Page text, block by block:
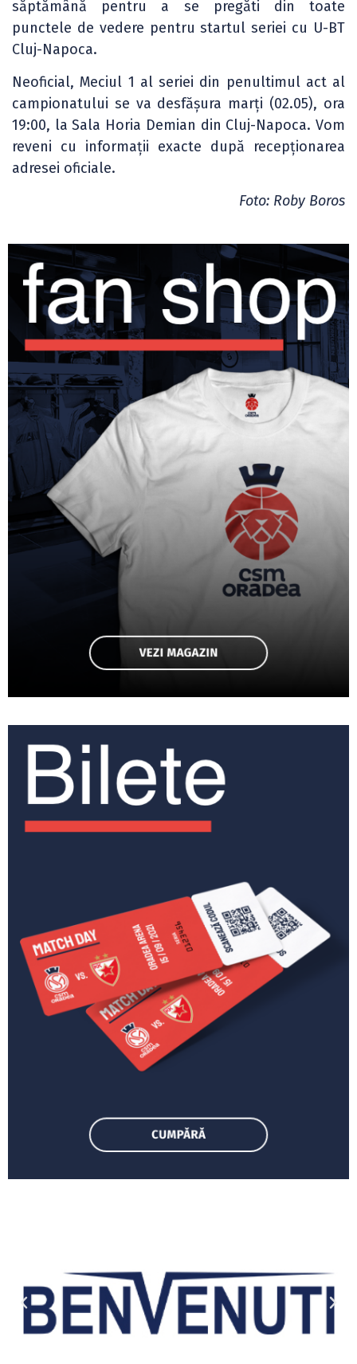
săptămână pentru a se pregăti din toate
punctele de vedere pentru startul seriei cu U-BT
Cluj-Napoca.
Neoficial, Meciul 1 al seriei din penultimul act al
campionatului se va desfășura marți (02.05), ora
19:00, la Sala Horia Demian din Cluj-Napoca. Vom
reveni cu informații exacte după recepționarea
adresei oficiale.
Foto: Roby Boros